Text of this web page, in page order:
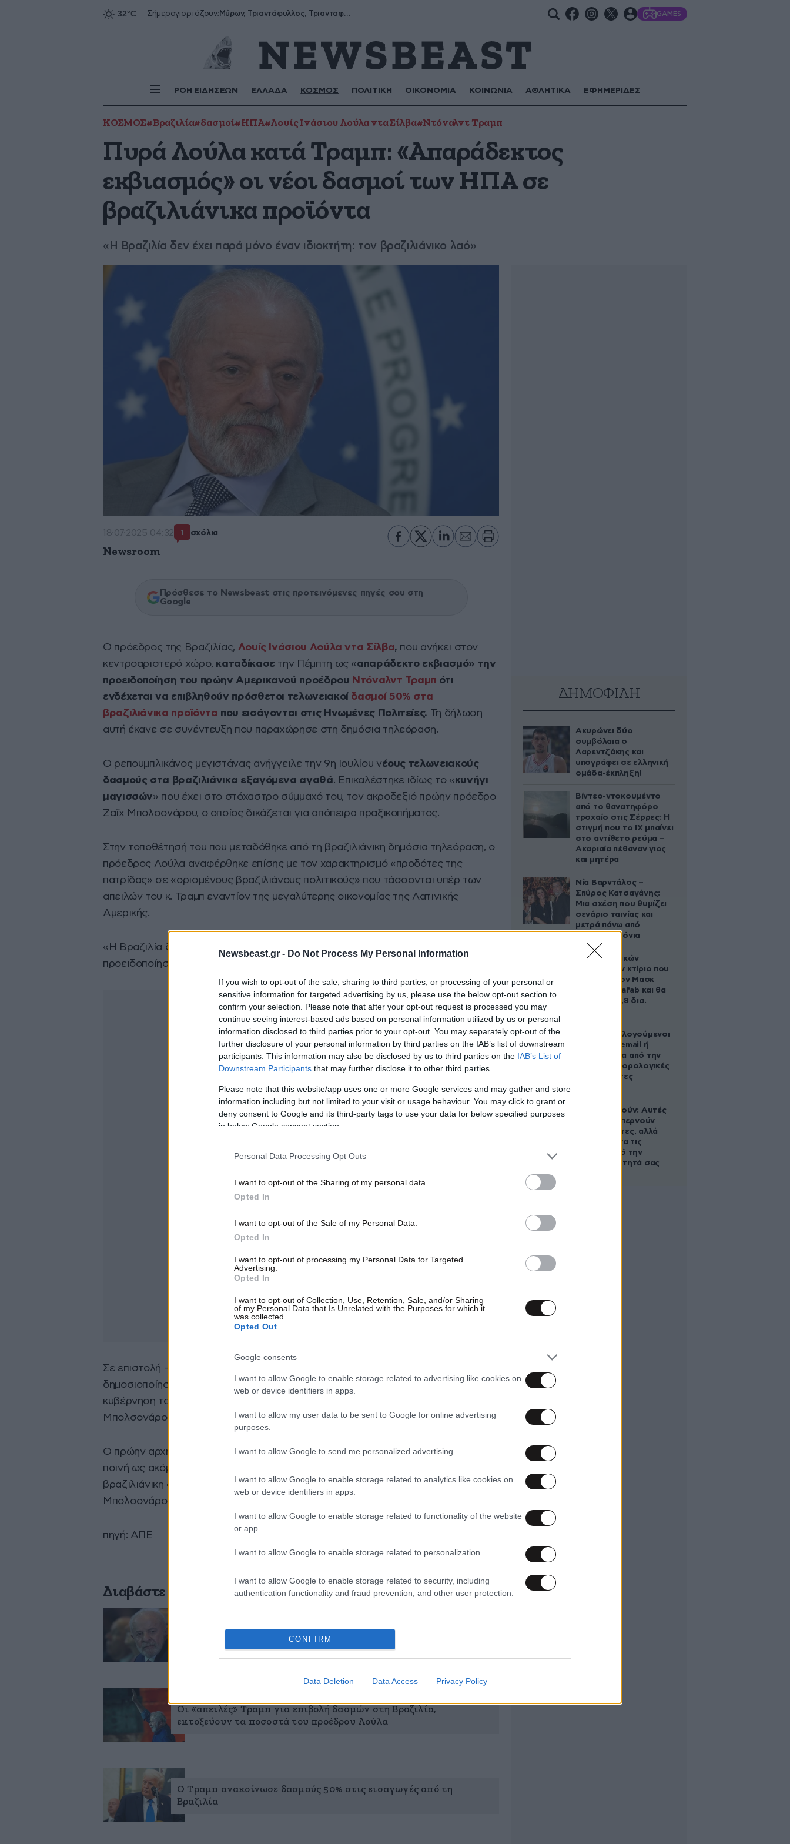
Newsbeast.gr - Do Not Process My Personal Information
If you wish to opt-out of the sale, sharing to third parties, or processing of your personal or
sensitive information for targeted advertising by us, please use the below opt-out section to
confirm your selection. Please note that after your opt-out request is processed you may
continue seeing interest-based ads based on personal information utilized by us or personal
information disclosed to third parties prior to your opt-out. You may separately opt-out of the
further disclosure of your personal information by third parties on the IAB’s list of downstream
participants. This information may also be disclosed by us to third parties on the IAB’s List of
Downstream Participants that may further disclose it to other third parties.
Please note that this website/app uses one or more Google services and may gather and store
information including but not limited to your visit or usage behaviour. You may click to grant or
deny consent to Google and its third-party tags to use your data for below specified purposes
in below Google consent section.
Personal Data Processing Opt Outs
I want to opt-out of the Sharing of my personal data.
Opted In
I want to opt-out of the Sale of my Personal Data.
Opted In
I want to opt-out of processing my Personal Data for Targeted
Advertising.
Opted In
I want to opt-out of Collection, Use, Retention, Sale, and/or Sharing
of my Personal Data that Is Unrelated with the Purposes for which it
was collected.
Opted Out
Google consents
I want to allow Google to enable storage related to advertising like cookies on
web or device identifiers in apps.
I want to allow my user data to be sent to Google for online advertising
purposes.
I want to allow Google to send me personalized advertising.
I want to allow Google to enable storage related to analytics like cookies on
web or device identifiers in apps.
I want to allow Google to enable storage related to functionality of the website
or app.
I want to allow Google to enable storage related to personalization.
I want to allow Google to enable storage related to security, including
authentication functionality and fraud prevention, and other user protection.
CONFIRM
Data Deletion Data Access Privacy Policy
Σήμεραγιορτάζουν: Μύρων, Τριαντάφυλλος, Τριανταφυλλιά, Φυλλιώ, Ρόζα GAMES
ΡΟΗ ΕΙΔΗΣΕΩΝ ΕΛΛΑΔΑ ΚΟΣΜΟΣ ΠΟΛΙΤΙΚΗ ΟΙΚΟΝΟΜΙΑ ΚΟΙΝΩΝΙΑ ΑΘΛΗΤΙΚΑ ΕΦΗΜΕΡΙΔΕΣ
ΚΟΣΜΟΣ#Βραζιλία#δασμοί#ΗΠΑ#Λουίς Ινάσιου Λούλα ντα Σίλβα#Ντόναλντ Τραμπ
Πυρά Λούλα κατά Τραμπ: «Απαράδεκτος
εκβιασμός» οι νέοι δασμοί των ΗΠΑ σε
βραζιλιάνικα προϊόντα
«Η Βραζιλία δεν έχει παρά μόνο έναν ιδιοκτήτη: τον βραζιλιάνικο λαό»
18·07·2025 04:32 1 σχόλια
Newsroom
Πρόσθεσε το Newsbeast στις προτεινόμενες πηγές σου στη
Google
Ο πρόεδρος της Βραζιλίας, Λουίς Ινάσιου Λούλα ντα Σίλβα, που ανήκει στον
κεντροαριστερό χώρο, καταδίκασε την Πέμπτη ως «απαράδεκτο εκβιασμό» την
προειδοποίηση του πρώην Αμερικανού προέδρου Ντόναλντ Τραμπ ότι
ενδέχεται να επιβληθούν πρόσθετοι τελωνειακοίδασμοί 50% στα
βραζιλιάνικα προϊόντα που εισάγονται στις Ηνωμένες Πολιτείες. Τη δήλωση
αυτή έκανε σε συνέντευξη που παραχώρησε στη δημόσια τηλεόραση.
Ο ρεπουμπλικάνος μεγιστάνας ανήγγειλε την 9η Ιουλίου νέους τελωνειακούς
δασμούς στα βραζιλιάνικα εξαγόμενα αγαθά. Επικαλέστηκε ιδίως το «κυνήγι
μαγισσών» που έχει στο στόχαστρο σύμμαχό του, τον ακροδεξιό πρώην πρόεδρο
Ζαΐχ Μπολσονάρου, ο οποίος δικάζεται για απόπειρα πραξικοπήματος.
Στην τοποθέτησή του που μεταδόθηκε από τη βραζιλιάνικη δημόσια τηλεόραση, ο
πρόεδρος Λούλα αναφέρθηκε επίσης με τον χαρακτηρισμό «προδότες της
πατρίδας» σε «ορισμένους βραζιλιάνους πολιτικούς» που τάσσονται υπέρ των
απειλών του κ. Τραμπ εναντίον της μεγαλύτερης οικονομίας της Λατινικής
Αμερικής.
«Η Βραζιλία δεν έχει παρά μόνο έναν ιδιοκτήτη: τον βραζιλιάνικο λαό»,
προειδοποίησε.
Σε επιστολή –δεν διακρίνεται ημερομηνία– στον πρώην ομόλογό του, που
δημοσιοποίησε νωρίτερα χθες μέσω Truth Social, ο κ. Τραμπ επέμεινε πως η
κυβέρνηση του Λούλα πρέπει να «σταματήσει αμέσως να επιτίθεται» στον κ.
Μπολσονάρου.
Ο πρώην αρχηγός του βραζιλιάνικου κράτους (2019-2022) είναι αντιμέτωπος με
ποινή ως ακόμη και 40 ετών κάθειρξης αν κριθεί ένοχος στη δίκη του. Την Τρίτη, η
βραζιλιάνικη ομοσπονδιακή εισαγγελία ζήτησε να καταδικαστεί ο κ.
Μπολσονάρου για το «πραξικόπημα» που αποπειράθηκε να επιβάλει.
πηγή: ΑΠΕ
Διαβάστε σχετικά
Ο πρόεδρος Λούλα απαντά στον Ντόναλντ Τραμπ ότι «δεν θα
δεχτεί εντολές από έναν γκρίνγκο»
Οι «απειλές» Τραμπ για επιβολή δασμών στη Βραζιλία,
εκτοξεύουν τα ποσοστά του προέδρου Λούλα
Ο Τραμπ ανακοίνωσε δασμούς 50% στις εισαγωγές από τη
Βραζιλία
ΔΗΜΟΦΙΛΗ
Ακυρώνει δύο
συμβόλαια ο
Λαρεντζάκης και
υπογράφει σε ελληνική
ομάδα-έκπληξη!
Βίντεο-ντοκουμέντο
από το θανατηφόρο
τροχαίο στις Σέρρες: Η
στιγμή που το ΙΧ μπαίνει
στο αντίθετο ρεύμα –
Ακαριαία πέθαναν γιος
και μητέρα
Νία Βαρντάλος –
Σπύρος Κατσαγάνης:
Μια σχέση που θυμίζει
σενάριο ταινίας και
μετρά πάνω από
τέσσερα χρόνια
Το φαραωνικών
διαστάσεων κτίριο που
χτίζει ο Έλον Μασκ
λέγεται Terafab και θα
κοστίσει 16,8 δισ.
Ποιοι φορολογούμενοι
θα λάβουν email ή
τηλεφώνημα από την
ΑΑΔΕ για φορολογικές
εκκρεμότητες
προειδοποιούν: Αυτές
οι τροφές, περνούν
απαρατήρητες, αλλά
καλό είναι να τις
βγάλετε από την
καθημερινότητά σας